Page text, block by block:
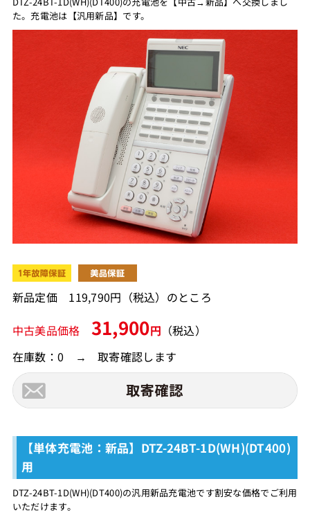
た。充電池は【汎用新品】です。
新品定価 119,790円（税込）のところ
中古美品価格 31,900円 （税込）
在庫数：0 → 取寄確認します
【単体充電池：新品】DTZ-24BT-1D(WH)(DT400)
用
DTZ-24BT-1D(WH)(DT400)の汎用新品充電池です割安な価格でご利用
いただけます。